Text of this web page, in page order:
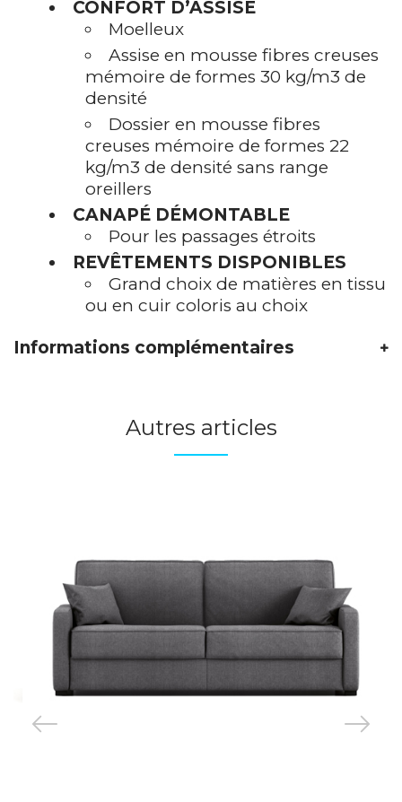
CONFORT D’ASSISE
Moelleux
Assise en mousse fibres creuses
mémoire de formes 30 kg/m3 de
densité
Dossier en mousse fibres
creuses mémoire de formes 22
kg/m3 de densité sans range
oreillers
CANAPÉ DÉMONTABLE
Pour les passages étroits
REVÊTEMENTS DISPONIBLES
Grand choix de matières en tissu
ou en cuir coloris au choix
Informations complémentaires
Autres articles